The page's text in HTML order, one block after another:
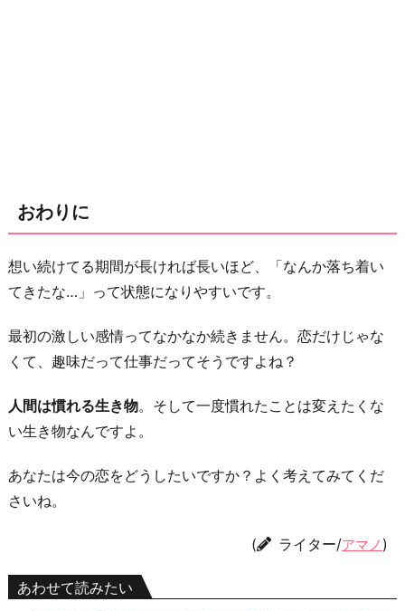
おわりに
想い続けてる期間が長ければ長いほど、「なんか落ち着い
てきたな…」って状態になりやすいです。
最初の激しい感情ってなかなか続きません。恋だけじゃな
くて、趣味だって仕事だってそうですよね？
人間は慣れる生き物。そして一度慣れたことは変えたくな
い生き物なんですよ。
あなたは今の恋をどうしたいですか？よく考えてみてくだ
さいね。
( ライター/アマノ )
あわせて読みたい